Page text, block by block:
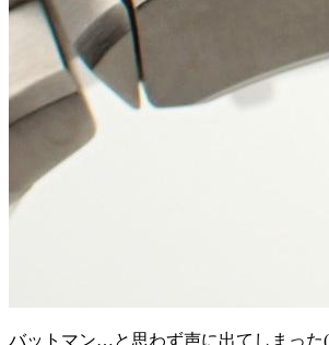
バットマン…と思わず声に出てしまった